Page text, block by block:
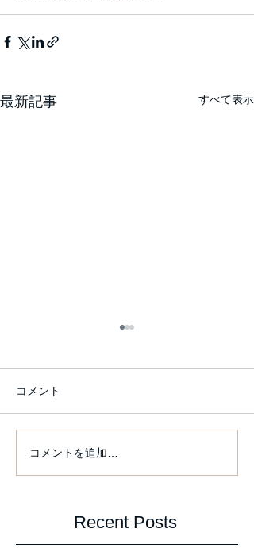
最新記事 すべて表示
izaura 展 at Gallery SON
コメント
コメントを追加…
Recent Posts